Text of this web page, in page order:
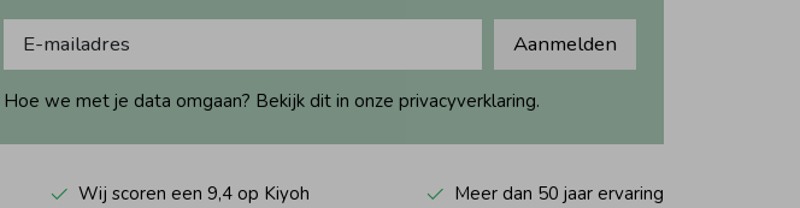
Aanmelden
Hoe we met je data omgaan? Bekijk dit in onze privacyverklaring.
Wij scoren een 9,4 op Kiyoh Meer dan 50 jaar ervaring